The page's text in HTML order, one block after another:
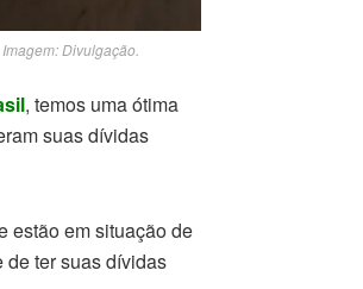
Divulgação.
, temos uma ótima
suas dívidas
estão em situação de
de ter suas dívidas